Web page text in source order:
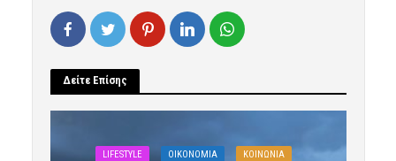
Δείτε Επίσης
LIFESTYLE OIKONOMIA ΚΟΙΝΩΝΙΑ